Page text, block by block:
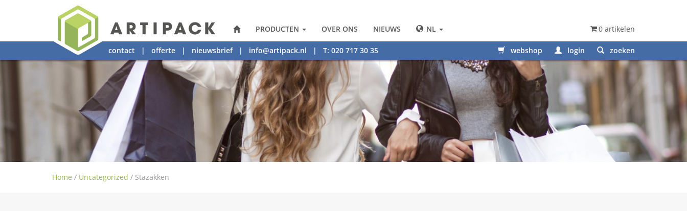
PRODUCTEN OVER ONS NIEUWS NL 0 artikelen
contact | offerte | nieuwsbrief| info@artipack.nl | T: 020 717 30 35 webshop login zoeken
Home / Uncategorized / Stazakken